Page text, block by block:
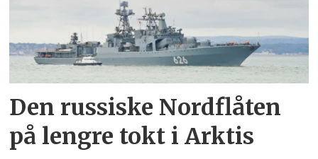
Den russiske Nordflåten
på lengre tokt i Arktis